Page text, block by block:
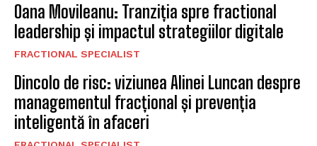
Oana Movileanu: Tranziția spre fractional
leadership și impactul strategiilor digitale
FRACTIONAL SPECIALIST
Dincolo de risc: viziunea Alinei Luncan despre
managementul fracțional și prevenția
inteligentă în afaceri